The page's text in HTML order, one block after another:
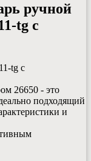
для ухода
утюжки Налобные
гигрометры
наручные
монокуляры
катышков
кофеварки
мыши
ручной
tg с
tg с
26650 - это
подходящий
и